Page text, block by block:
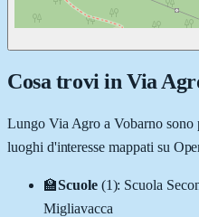
Cosa trovi in Via
Lungo Via Agro aVobarnosono
luoghi d'interesse mappati su
🏫Scuole (1): Scuola
Migliavacca